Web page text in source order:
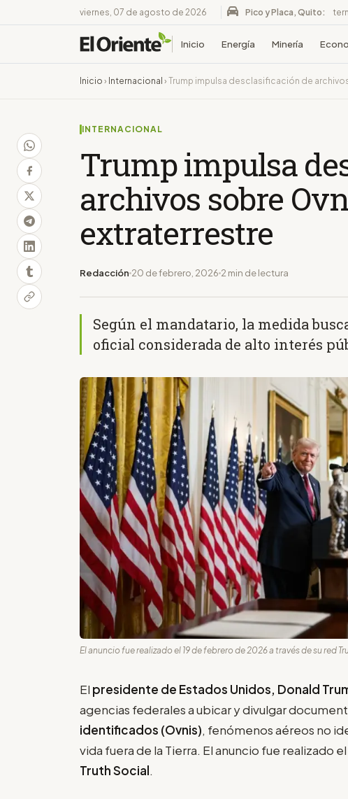
viernes, 07 de agosto de 2026 Pico y Placa, Quito:
Inicio Energía Minería
Inicio › Internacional › Trump impulsa desclasificación de
INTERNACIONAL
Trump impulsa
archivos sobre
extraterrestre
Redacción 20 de febrero, 2026 2 min de lectura
Según el mandatario, la medida
oficial considerada de alto interés
El anuncio fue realizado el 19 de febrero de 2026 a través de su red
El presidente de Estados Unidos, Donald
agencias federales a ubicar y divulgar
identificados (Ovnis), fenómenos aéreos no
vida fuera de la Tierra. El anuncio fue realizado
Truth Social.